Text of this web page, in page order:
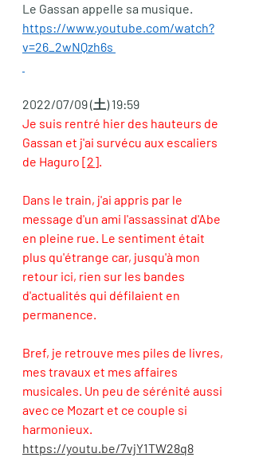
Le Gassan appelle sa musique.
https://www.youtube.com/watch?
v=26_2wNQzh6s
2022/07/09 (土) 19:59
Je suis rentré hier des hauteurs de
Gassan et j'ai survécu aux escaliers
de Haguro [2].
Dans le train, j'ai appris par le
message d'un ami l'assassinat d'Abe
en pleine rue. Le sentiment était
plus qu'étrange car, jusqu'à mon
retour ici, rien sur les bandes
d'actualités qui défilaient en
permanence.
Bref, je retrouve mes piles de livres,
mes travaux et mes affaires
musicales. Un peu de sérénité aussi
avec ce Mozart et ce couple si
harmonieux.
https://youtu.be/7vjY1TW28q8